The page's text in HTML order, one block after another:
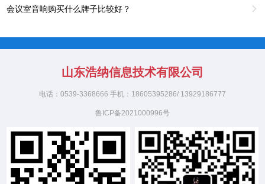
会议室音响购买什么牌子比较好？ 
山东浩纳信息技术有限公司
电话：0539-3368666 手机：18605395286/ 13929186777
鲁ICP备2021000996号